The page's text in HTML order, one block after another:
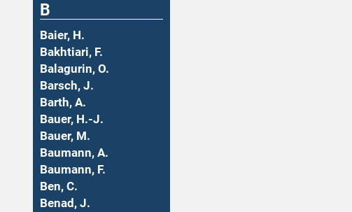
B
Baier, H.
Bakhtiari, F.
Balagurin, O.
Barsch, J.
Barth, A.
Bauer, H.-J.
Bauer, M.
Baumann, A.
Baumann, F.
Ben, C.
Benad, J.